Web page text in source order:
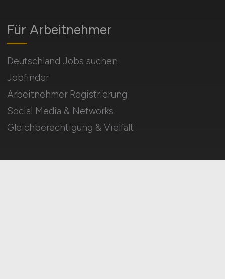
Für Arbeitnehmer
Deutschland Jobs suchen
Jobfinder
Arbeitnehmer Registrierung
Social Media & Networks
Gleichberechtigung & Vielfalt